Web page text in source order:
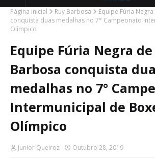
Página inicial Ruy Barbosa
Equipe Fúria
conquista duas medalhas no 7° Campeonato
Olímpico
Equipe Fúria Negra
Barbosa conquista
medalhas no 7°
Intermunicipal de
Olímpico
Junior Queiroz Outubro 28, 2019